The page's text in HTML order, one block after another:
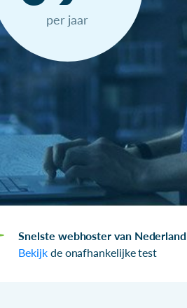
per jaar
Snelste webhoster van Nederland
Bekijkde onafhankelijke test